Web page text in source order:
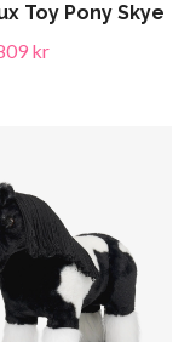
Toy Pony Skye
kr